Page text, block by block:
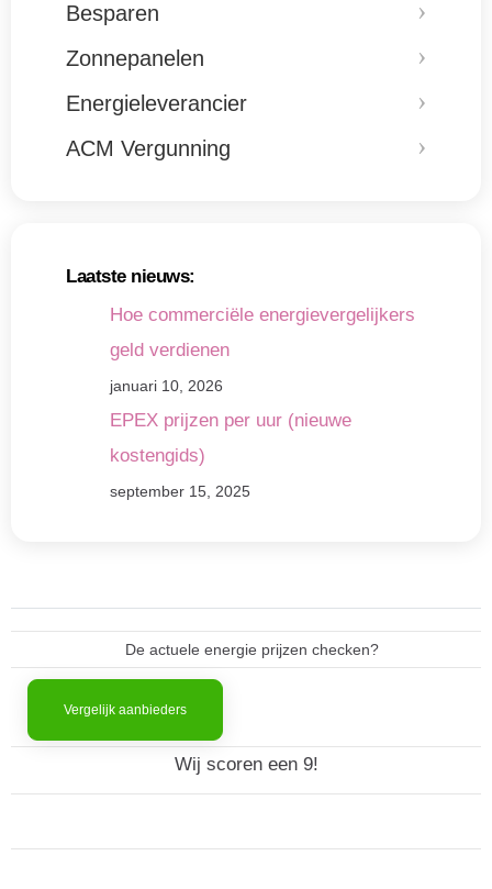
Besparen
Zonnepanelen
Energieleverancier
ACM Vergunning
Laatste nieuws:
Hoe commerciële energievergelijkers
geld verdienen
januari 10, 2026
EPEX prijzen per uur (nieuwe
kostengids)
september 15, 2025
De actuele energie prijzen checken?
Vergelijk aanbieders
Wij scoren een 9!